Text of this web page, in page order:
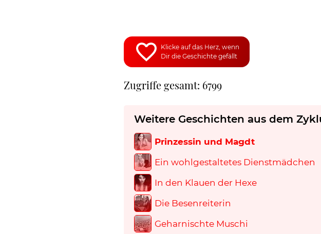
Klicke auf das Herz, wenn
Dir die Geschichte gefällt
Zugriffe gesamt: 6799
Weitere Geschichten aus dem
Prinzessin und Magdt
Ein wohlgestaltetes Dienstmädchen
In den Klauen der Hexe
Die Besenreiterin
Geharnischte Muschi